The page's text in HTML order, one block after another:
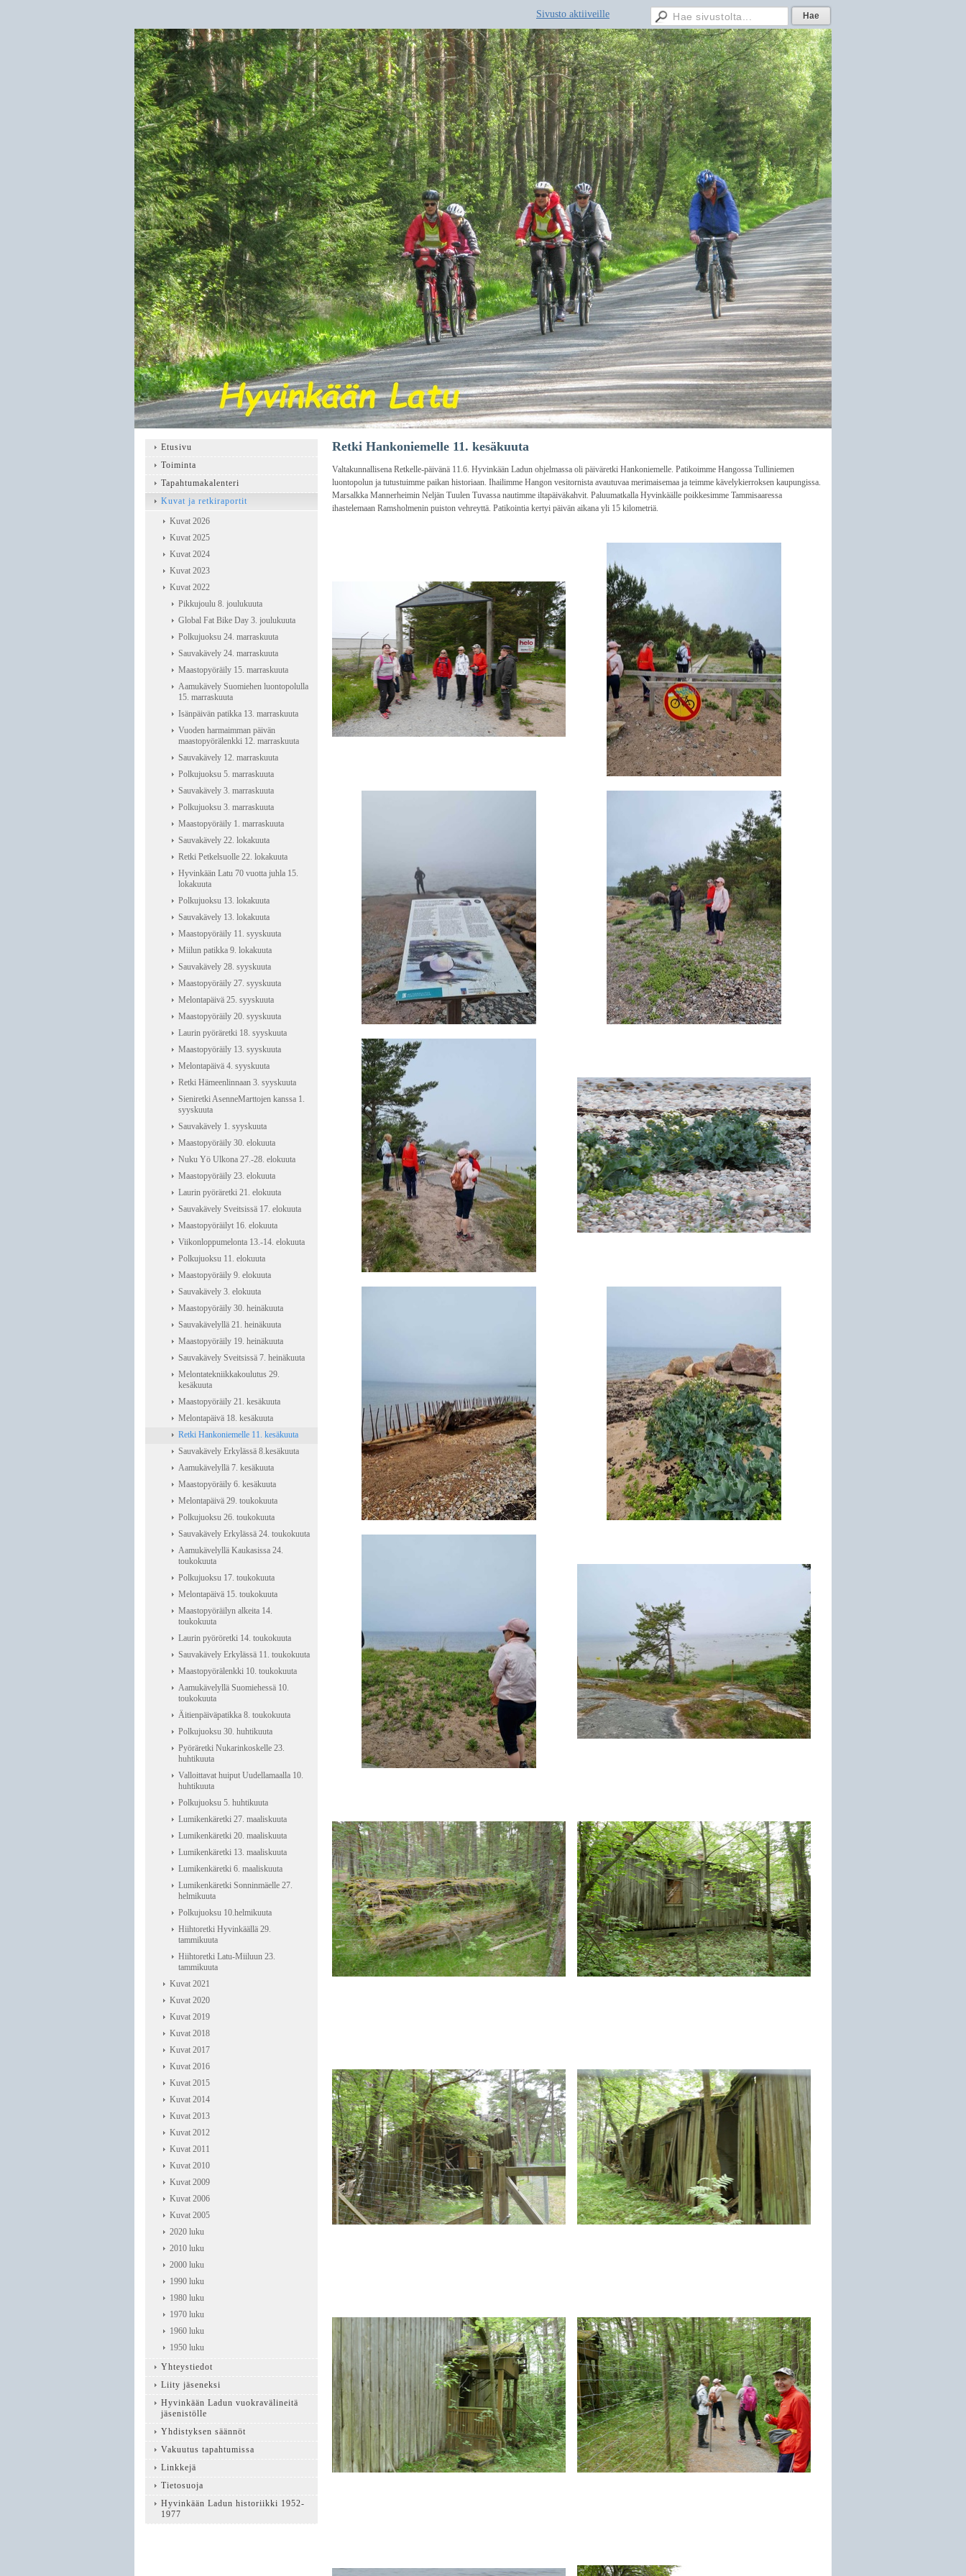
Sivusto aktiiveille
Retki Hankoniemelle 11. kesäkuuta
Valtakunnallisena Retkelle-päivänä 11.6. Hyvinkään Ladun ohjelmassa oli päiväretki Hankoniemelle. Patikoimme Hangossa Tulliniemen
luontopolun ja tutustuimme paikan historiaan. Ihailimme Hangon vesitornista avautuvaa merimaisemaa ja teimme kävelykierroksen kaupungissa.
Marsalkka Mannerheimin Neljän Tuulen Tuvassa nautimme iltapäiväkahvit. Paluumatkalla Hyvinkäälle poikkesimme Tammisaaressa
ihastelemaan Ramsholmenin puiston vehreyttä. Patikointia kertyi päivän aikana yli 15 kilometriä.
Etusivu
Toiminta
Tapahtumakalenteri
Kuvat ja retkiraportit
Kuvat 2026
Kuvat 2025
Kuvat 2024
Kuvat 2023
Kuvat 2022
Pikkujoulu 8. joulukuuta
Global Fat Bike Day 3. joulukuuta
Polkujuoksu 24. marraskuuta
Sauvakävely 24. marraskuuta
Maastopyöräily 15. marraskuuta
Aamukävely Suomiehen luontopolulla
15. marraskuuta
Isänpäivän patikka 13. marraskuuta
Vuoden harmaimman päivän
maastopyörälenkki 12. marraskuuta
Sauvakävely 12. marraskuuta
Polkujuoksu 5. marraskuuta
Sauvakävely 3. marraskuuta
Polkujuoksu 3. marraskuuta
Maastopyöräily 1. marraskuuta
Sauvakävely 22. lokakuuta
Retki Petkelsuolle 22. lokakuuta
Hyvinkään Latu 70 vuotta juhla 15.
lokakuuta
Polkujuoksu 13. lokakuuta
Sauvakävely 13. lokakuuta
Maastopyöräily 11. syyskuuta
Miilun patikka 9. lokakuuta
Sauvakävely 28. syyskuuta
Maastopyöräily 27. syyskuuta
Melontapäivä 25. syyskuuta
Maastopyöräily 20. syyskuuta
Laurin pyöräretki 18. syyskuuta
Maastopyöräily 13. syyskuuta
Melontapäivä 4. syyskuuta
Retki Hämeenlinnaan 3. syyskuuta
Sieniretki AsenneMarttojen kanssa 1.
syyskuuta
Sauvakävely 1. syyskuuta
Maastopyöräily 30. elokuuta
Nuku Yö Ulkona 27.-28. elokuuta
Maastopyöräily 23. elokuuta
Laurin pyöräretki 21. elokuuta
Sauvakävely Sveitsissä 17. elokuuta
Maastopyöräilyt 16. elokuuta
Viikonloppumelonta 13.-14. elokuuta
Polkujuoksu 11. elokuuta
Maastopyöräily 9. elokuuta
Sauvakävely 3. elokuuta
Maastopyöräily 30. heinäkuuta
Sauvakävelyllä 21. heinäkuuta
Maastopyöräily 19. heinäkuuta
Sauvakävely Sveitsissä 7. heinäkuuta
Melontatekniikkakoulutus 29.
kesäkuuta
Maastopyöräily 21. kesäkuuta
Melontapäivä 18. kesäkuuta
Retki Hankoniemelle 11. kesäkuuta
Sauvakävely Erkylässä 8.kesäkuuta
Aamukävelyllä 7. kesäkuuta
Maastopyöräily 6. kesäkuuta
Melontapäivä 29. toukokuuta
Polkujuoksu 26. toukokuuta
Sauvakävely Erkylässä 24. toukokuuta
Aamukävelyllä Kaukasissa 24.
toukokuuta
Polkujuoksu 17. toukokuuta
Melontapäivä 15. toukokuuta
Maastopyöräilyn alkeita 14.
toukokuuta
Laurin pyöröretki 14. toukokuuta
Sauvakävely Erkylässä 11. toukokuuta
Maastopyörälenkki 10. toukokuuta
Aamukävelyllä Suomiehessä 10.
toukokuuta
Äitienpäiväpatikka 8. toukokuuta
Polkujuoksu 30. huhtikuuta
Pyöräretki Nukarinkoskelle 23.
huhtikuuta
Valloittavat huiput Uudellamaalla 10.
huhtikuuta
Polkujuoksu 5. huhtikuuta
Lumikenkäretki 27. maaliskuuta
Lumikenkäretki 20. maaliskuuta
Lumikenkäretki 13. maaliskuuta
Lumikenkäretki 6. maaliskuuta
Lumikenkäretki Sonninmäelle 27.
helmikuuta
Polkujuoksu 10.helmikuuta
Hiihtoretki Hyvinkäällä 29.
tammikuuta
Hiihtoretki Latu-Miiluun 23.
tammikuuta
Kuvat 2021
Kuvat 2020
Kuvat 2019
Kuvat 2018
Kuvat 2017
Kuvat 2016
Kuvat 2015
Kuvat 2014
Kuvat 2013
Kuvat 2012
Kuvat 2011
Kuvat 2010
Kuvat 2009
Kuvat 2006
Kuvat 2005
2020 luku
2010 luku
2000 luku
1990 luku
1980 luku
1970 luku
1960 luku
1950 luku
Yhteystiedot
Liity jäseneksi
Hyvinkään Ladun vuokravälineitä
jäsenistölle
Yhdistyksen säännöt
Vakuutus tapahtumissa
Linkkejä
Tietosuoja
Hyvinkään Ladun historiikki 1952-
1977